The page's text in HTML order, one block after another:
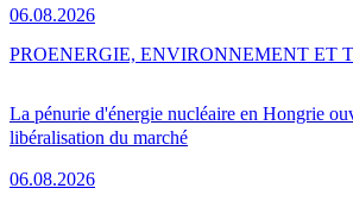
06.08.2026
La pénurie d'énergie nucléaire en Hongrie
libéralisation du marché
06.08.2026
PROENERGIE, ENVIRONNEMENT ET